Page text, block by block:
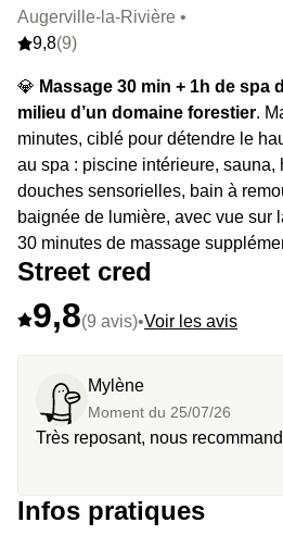
Augerville-la-Rivière •
9,8(9)
💎 Massage 30 min + 1h de spa
milieu d’un domaine forestier.
minutes, ciblé pour détendre le
au spa : piscine intérieure, sauna,
douches sensorielles, bain à
baignée de lumière, avec vue sur
30 minutes de massage
Street cred
9,8(9 avis)•Voir les avis
Mylène
Moment du 25/07/26
Très reposant, nous
Infos pratiques